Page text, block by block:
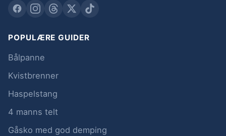
POPULÆRE GUIDER
Bålpanne
Kvistbrenner
Haspelstang
4 manns telt
Gåsko med god demping